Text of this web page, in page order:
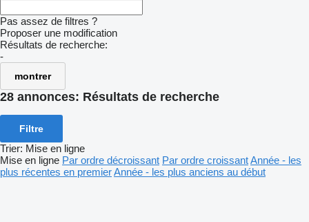
Pas assez de filtres ?
Proposer une modification
Résultats de recherche:
-
montrer
28 annonces: Résultats de recherche
Filtre
Trier: Mise en ligne
Mise en ligne Par ordre décroissant Par ordre croissantAnnée - les
plus récentes en premierAnnée - les plus anciens au début